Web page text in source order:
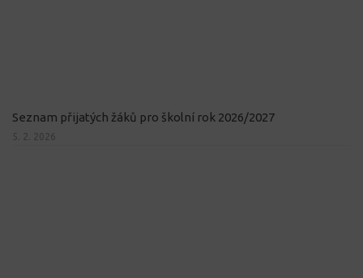
Seznam přijatých žáků pro školní rok 2026/2027
5. 2. 2026